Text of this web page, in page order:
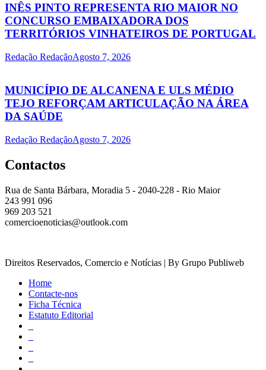
INÊS PINTO REPRESENTA RIO MAIOR NO
CONCURSO EMBAIXADORA DOS
TERRITÓRIOS VINHATEIROS DE PORTUGAL
Redação RedaçãoAgosto 7, 2026
MUNICÍPIO DE ALCANENA E ULS MÉDIO
TEJO REFORÇAM ARTICULAÇÃO NA ÁREA
DA SAÚDE
Redação RedaçãoAgosto 7, 2026
Contactos
Rua de Santa Bárbara, Moradia 5 - 2040-228 - Rio Maior
243 991 096
969 203 521
comercioenoticias@outlook.com
Direitos Reservados, Comercio e Notícias | By Grupo Publiweb
Home
Contacte-nos
Ficha Técnica
Estatuto Editorial